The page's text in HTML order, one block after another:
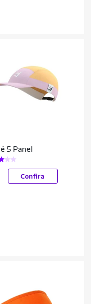
5 Panel
Confira